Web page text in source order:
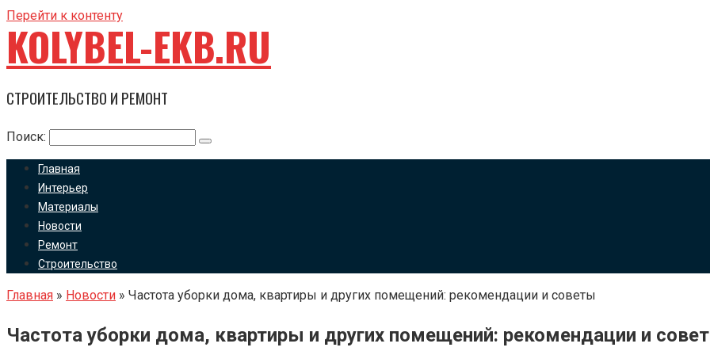
Перейти к контенту
KOLYBEL-EKB.RU
СТРОИТЕЛЬСТВО И РЕМОНТ
Поиск:
Главная
Интерьер
Материалы
Новости
Ремонт
Строительство
Главная » Новости » Частота уборки дома, квартиры и других помещений: рекомендации и советы
Частота уборки дома, квартиры и других помещений: рекомендации и